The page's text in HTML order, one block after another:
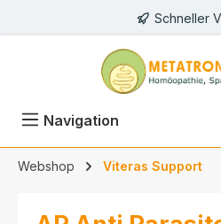
Schneller
Navigation
Webshop Viteras Support